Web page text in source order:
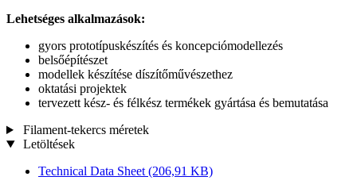
Lehetséges alkalmazások:
gyors prototípuskészítés és koncepciómodellezés
belsőépítészet
modellek készítése díszítőművészethez
oktatási projektek
tervezett kész- és félkész termékek gyártása és bemutatása
Filament-tekercs méretek
Letöltések
Technical Data Sheet (206,91 KB)